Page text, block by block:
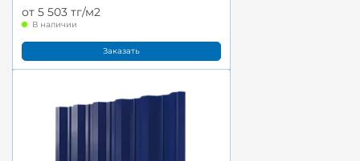
от 5 503 тг/м2
В наличии
Заказать